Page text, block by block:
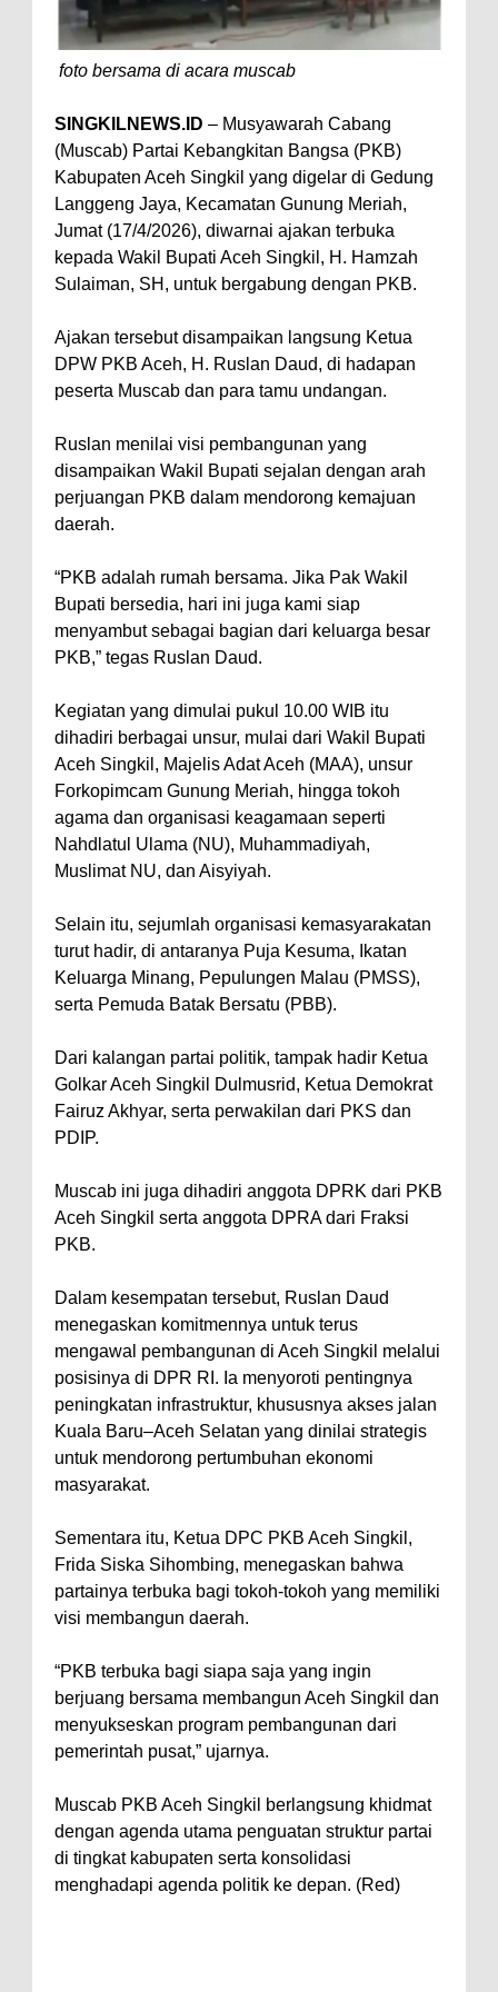
foto bersama di acara muscab
SINGKILNEWS.ID – Musyawarah Cabang
(Muscab) Partai Kebangkitan Bangsa (PKB)
Kabupaten Aceh Singkil yang digelar di Gedung
Langgeng Jaya, Kecamatan Gunung Meriah,
Jumat (17/4/2026), diwarnai ajakan terbuka
kepada Wakil Bupati Aceh Singkil, H. Hamzah
Sulaiman, SH, untuk bergabung dengan PKB.
Ajakan tersebut disampaikan langsung Ketua
DPW PKB Aceh, H. Ruslan Daud, di hadapan
peserta Muscab dan para tamu undangan.
Ruslan menilai visi pembangunan yang
disampaikan Wakil Bupati sejalan dengan arah
perjuangan PKB dalam mendorong kemajuan
daerah.
“PKB adalah rumah bersama. Jika Pak Wakil
Bupati bersedia, hari ini juga kami siap
menyambut sebagai bagian dari keluarga besar
PKB,” tegas Ruslan Daud.
Kegiatan yang dimulai pukul 10.00 WIB itu
dihadiri berbagai unsur, mulai dari Wakil Bupati
Aceh Singkil, Majelis Adat Aceh (MAA), unsur
Forkopimcam Gunung Meriah, hingga tokoh
agama dan organisasi keagamaan seperti
Nahdlatul Ulama (NU), Muhammadiyah,
Muslimat NU, dan Aisyiyah.
Selain itu, sejumlah organisasi kemasyarakatan
turut hadir, di antaranya Puja Kesuma, Ikatan
Keluarga Minang, Pepulungen Malau (PMSS),
serta Pemuda Batak Bersatu (PBB).
Dari kalangan partai politik, tampak hadir Ketua
Golkar Aceh Singkil Dulmusrid, Ketua Demokrat
Fairuz Akhyar, serta perwakilan dari PKS dan
PDIP.
Muscab ini juga dihadiri anggota DPRK dari PKB
Aceh Singkil serta anggota DPRA dari Fraksi
PKB.
Dalam kesempatan tersebut, Ruslan Daud
menegaskan komitmennya untuk terus
mengawal pembangunan di Aceh Singkil melalui
posisinya di DPR RI. Ia menyoroti pentingnya
peningkatan infrastruktur, khususnya akses jalan
Kuala Baru–Aceh Selatan yang dinilai strategis
untuk mendorong pertumbuhan ekonomi
masyarakat.
Sementara itu, Ketua DPC PKB Aceh Singkil,
Frida Siska Sihombing, menegaskan bahwa
partainya terbuka bagi tokoh-tokoh yang memiliki
visi membangun daerah.
“PKB terbuka bagi siapa saja yang ingin
berjuang bersama membangun Aceh Singkil dan
menyukseskan program pembangunan dari
pemerintah pusat,” ujarnya.
Muscab PKB Aceh Singkil berlangsung khidmat
dengan agenda utama penguatan struktur partai
di tingkat kabupaten serta konsolidasi
menghadapi agenda politik ke depan. (Red)